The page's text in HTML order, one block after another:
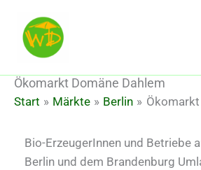
Inhalt
springen
Ökomarkt Domäne Dahlem
Start Märkte Berlin
Bio-ErzeugerInnen und Betriebe
Berlin und dem Brandenburg